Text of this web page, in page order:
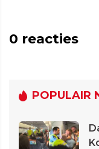
0 reacties
POPULAIR